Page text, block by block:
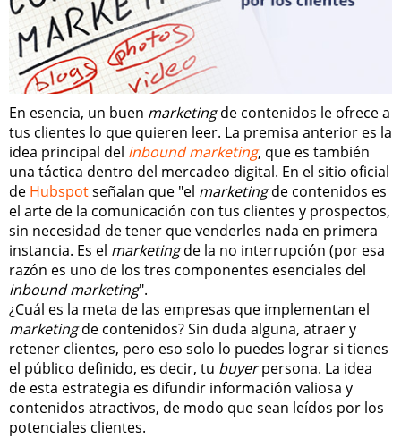
En esencia, un buen marketingde contenidos le ofrece a
tus clientes lo que quieren leer. La premisa anterior es la
idea principal del inbound marketing, que es también
una táctica dentro del mercadeo digital. En el sitio oficial
de Hubspotseñalan que "el marketingde contenidos es
el arte de la comunicación con tus clientes y prospectos,
sin necesidad de tener que venderles nada en primera
instancia. Es el marketingde la no interrupción (por esa
razón es uno de los tres componentes esenciales del
inbound marketing".
¿Cuál es la meta de las empresas que implementan el
marketingde contenidos? Sin duda alguna, atraer y
retener clientes, pero eso solo lo puedes lograr si tienes
el público definido, es decir, tu buyerpersona. La idea
de esta estrategia es difundir información valiosa y
contenidos atractivos, de modo que sean leídos por los
potenciales clientes.